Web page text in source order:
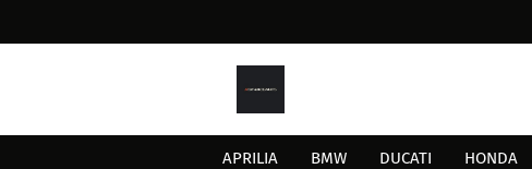
APRILIA BMW DUCATI HONDA